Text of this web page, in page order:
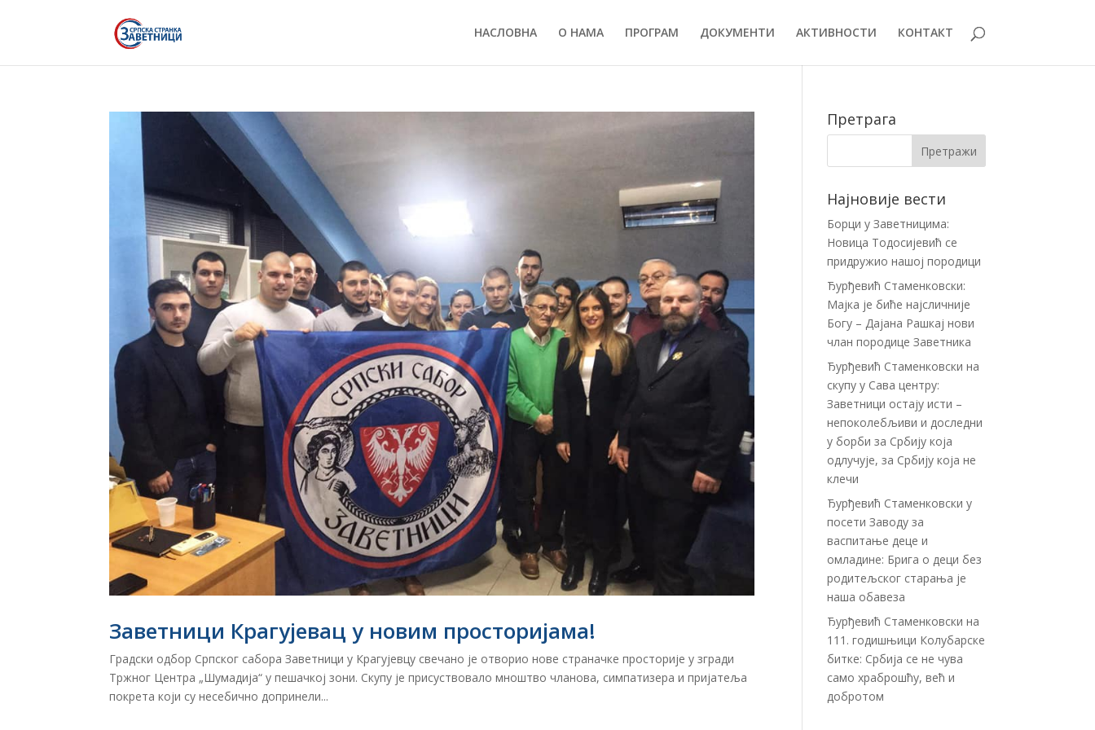
НАСЛОВНА О НАМА ПРОГРАМ ДОКУМЕНТИ АКТИВНОСТИ КОНТАКТ
Заветници Крагујевац у новим просторијама!
Градски одбор Српског сабора Заветници у Крагујевцу свечано је отворио нове страначке просторије у згради
Тржног Центра „Шумадија“ у пешачкој зони. Скупу је присуствовало мноштво чланова, симпатизера и пријатеља
покрета који су несебично допринели...
Претрага
Најновије вести
Борци у Заветницима:
Новица Тодосијевић се
придружио нашој породици
Ђурђевић Стаменковски:
Мајка је биће најсличније
Богу – Дајана Рашкај нови
члан породице Заветника
Ђурђевић Стаменковски на
скупу у Сава центру:
Заветници остају исти –
непоколебљиви и доследни
у борби за Србију која
одлучује, за Србију која не
клечи
Ђурђевић Стаменковски у
посети Заводу за
васпитање деце и
омладине: Брига о деци без
родитељског старања је
наша обавеза
Ђурђевић Стаменковски на
111. годишњици Колубарске
битке: Србија се не чува
само храброшћу, већ и
добротом